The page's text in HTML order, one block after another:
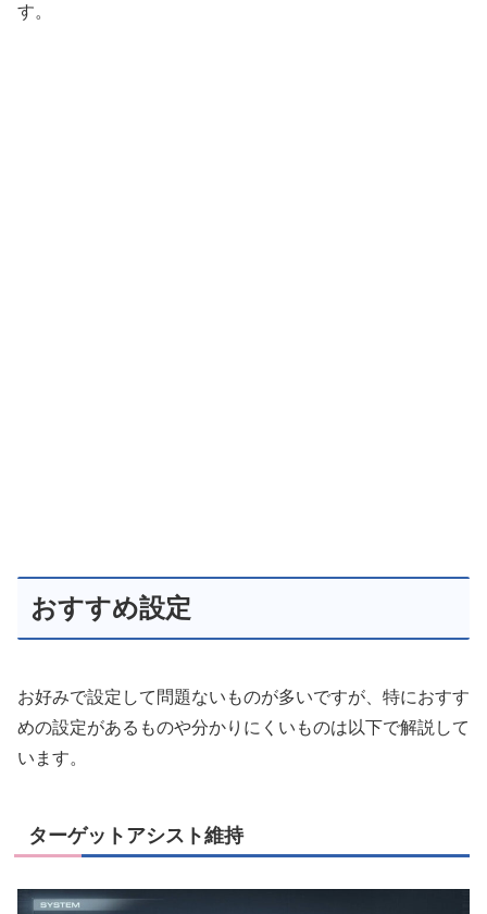
す。
おすすめ設定
お好みで設定して問題ないものが多いですが、特におすす
めの設定があるものや分かりにくいものは以下で解説して
います。
ターゲットアシスト維持